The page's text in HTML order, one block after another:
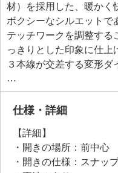
材）を採用した、暖かく
ボクシーなシルエットで
テッチワークを調整する
っきりとした印象に仕上
３本線が交差する変形ダ
どこした、手の込んだデ
ワイドリブで仕立てた襟
選びでチクチク感を抑え
込みます。
フレンチスリーブが肩周
つ、動きやすさをプラス
仕様・詳細
【詳細】
・開きの場所：前中心
・開きの仕様：スナッ